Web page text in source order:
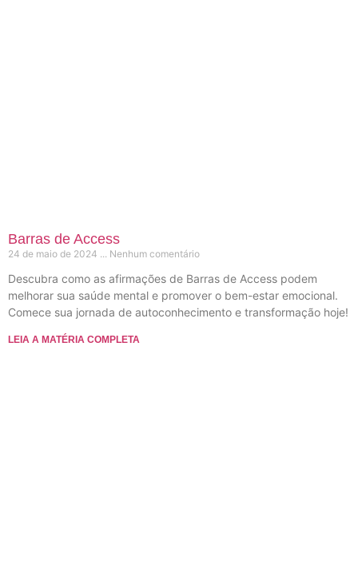
Barras de Access
24 de maio de 2024 Nenhum comentário
Descubra como as afirmações de Barras de Access podem
melhorar sua saúde mental e promover o bem-estar emocional.
Comece sua jornada de autoconhecimento e transformação hoje!
LEIA A MATÉRIA COMPLETA